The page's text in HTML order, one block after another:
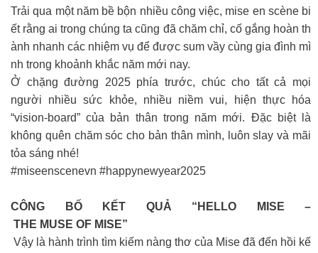
Trải qua một năm bề bộn nhiều công việc, mise en scène bi
ết rằng ai trong chúng ta cũng đã chăm chỉ, cố gắng hoàn th
ành nhanh các nhiệm vụ để được sum vầy cùng gia đình mì
nh trong khoảnh khắc năm mới nay.
Ở chặng đường 2025 phía trước, chúc cho tất cả mọi
người nhiều sức khỏe, nhiều niềm vui, hiện thực hóa
“vision-board” của bản thân trong năm mới. Đặc biệt là
không quên chăm sóc cho bản thân mình, luôn slay và mãi
tỏa sáng nhé!
#miseenscenevn #happynewyear2025
CÔNG BỐ KẾT QUẢ “HELLO MISE –
THE MUSE OF MISE”
Vậy là hành trình tìm kiếm nàng thơ của Mise đã đến hồi kế